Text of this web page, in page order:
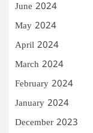
June 2024
May 2024
April 2024
March 2024
February 2024
January 2024
December 2023